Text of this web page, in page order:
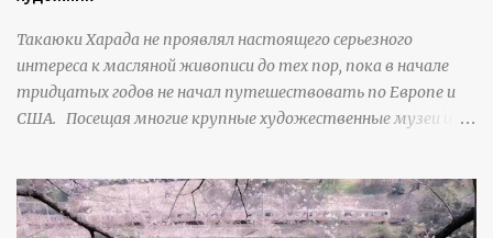
от положения наблюдателя и высоты солнца. Зеркальные
свойства наиболее заметны при угле солнечного света 15° и
ниже; при более высокой солнечной позиции снег
демонстрирует матовое отражение. Эти
Такаюки Харада не проявлял настоящего серьезного
интереса к масляной живописи до тех пор, пока в начале
тридцатых годов не начал путешествовать по Европе и
США. Посещая многие крупные художественные музеи и
Брайан Шервин прокомментировал картины художника,
заявив, что "Такаюки Харада сочетает в себе классическую